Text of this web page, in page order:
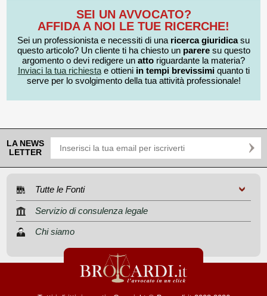
SEI UN AVVOCATO?
AFFIDA A NOI LE TUE RICERCHE!
Sei un professionista e necessiti di una ricerca giuridicasu
questo articolo? Un cliente ti ha chiesto un pareresu questo
argomento o devi redigere un atto riguardante la materia?
Inviaci la tua richiestae ottieni in tempi brevissimiquanto ti
serve per lo svolgimento della tua attività professionale!
LA NEWS
LETTER
Tutte le Fonti
Servizio di consulenza legale
Chi siamo